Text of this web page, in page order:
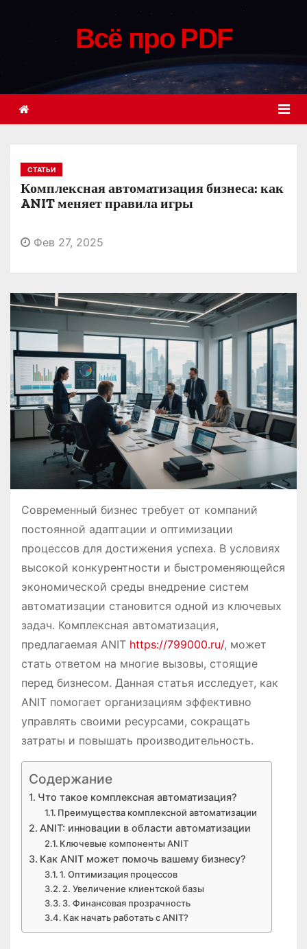
и
Всё про PDF
СТАТЬИ
Комплексная автоматизация бизнеса: как
ANIT меняет правила игры
Фев 27, 2025
Современный бизнес требует от компаний
постоянной адаптации и оптимизации
процессов для достижения успеха. В условиях
высокой конкурентности и быстроменяющейся
экономической среды внедрение систем
автоматизации становится одной из ключевых
задач. Комплексная автоматизация,
предлагаемая ANIT https://799000.ru/, может
стать ответом на многие вызовы, стоящие
перед бизнесом. Данная статья исследует, как
ANIT помогает организациям эффективно
управлять своими ресурсами, сокращать
затраты и повышать производительность.
Содержание
Что такое комплексная автоматизация?
Преимущества комплексной автоматизации
ANIT: инновации в области автоматизации
Ключевые компоненты ANIT
Как ANIT может помочь вашему бизнесу?
1. Оптимизация процессов
2. Увеличение клиентской базы
3. Финансовая прозрачность
Как начать работать с ANIT?